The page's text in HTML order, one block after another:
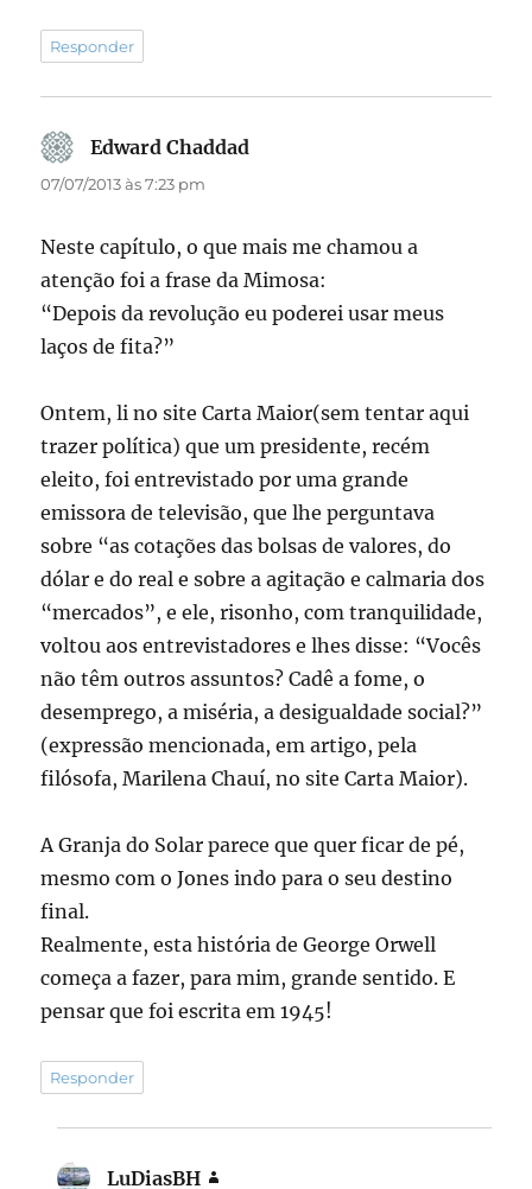
Responder
Edward Chaddad
07/07/2013 às 7:23 pm
Neste capítulo, o que mais me chamou a
atenção foi a frase da Mimosa:
“Depois da revolução eu poderei usar meus
laços de fita?”
Ontem, li no site Carta Maior(sem tentar aqui
trazer política) que um presidente, recém
eleito, foi entrevistado por uma grande
emissora de televisão, que lhe perguntava
sobre “as cotações das bolsas de valores, do
dólar e do real e sobre a agitação e calmaria dos
“mercados”, e ele, risonho, com tranquilidade,
voltou aos entrevistadores e lhes disse: “Vocês
não têm outros assuntos? Cadê a fome, o
desemprego, a miséria, a desigualdade social?”
(expressão mencionada, em artigo, pela
filósofa, Marilena Chauí, no site Carta Maior).
A Granja do Solar parece que quer ficar de pé,
mesmo com o Jones indo para o seu destino
final.
Realmente, esta história de George Orwell
começa a fazer, para mim, grande sentido. E
pensar que foi escrita em 1945!
Responder
LuDiasBH